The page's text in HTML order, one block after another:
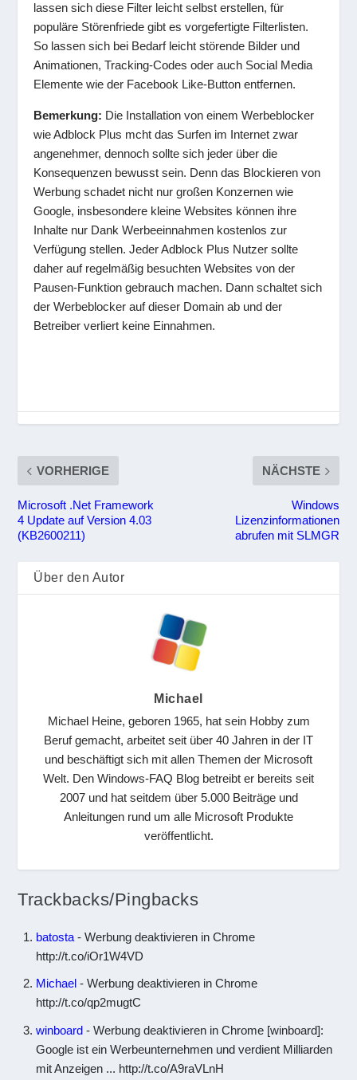
lassen sich diese Filter leicht selbst erstellen, für
populäre Störenfriede gibt es vorgefertigte Filterlisten.
So lassen sich bei Bedarf leicht störende Bilder und
Animationen, Tracking-Codes oder auch Social Media
Elemente wie der Facebook Like-Button entfernen.
Bemerkung: Die Installation von einem Werbeblocker
wie Adblock Plus mcht das Surfen im Internet zwar
angenehmer, dennoch sollte sich jeder über die
Konsequenzen bewusst sein. Denn das Blockieren von
Werbung schadet nicht nur großen Konzernen wie
Google, insbesondere kleine Websites können ihre
Inhalte nur Dank Werbeeinnahmen kostenlos zur
Verfügung stellen. Jeder Adblock Plus Nutzer sollte
daher auf regelmäßig besuchten Websites von der
Pausen-Funktion gebrauch machen. Dann schaltet sich
der Werbeblocker auf dieser Domain ab und der
Betreiber verliert keine Einnahmen.
VORHERIGE
Microsoft .Net Framework
4 Update auf Version 4.03
(KB2600211)
NÄCHSTE
Windows
Lizenzinformationen
abrufen mit SLMGR
Über den Autor
Michael
Michael Heine, geboren 1965, hat sein Hobby zum
Beruf gemacht, arbeitet seit über 40 Jahren in der IT
und beschäftigt sich mit allen Themen der Microsoft
Welt. Den Windows-FAQ Blog betreibt er bereits seit
2007 und hat seitdem über 5.000 Beiträge und
Anleitungen rund um alle Microsoft Produkte
veröffentlicht.
Trackbacks/Pingbacks
batosta- Werbung deaktivieren in Chrome
http://t.co/iOr1W4VD
Michael- Werbung deaktivieren in Chrome
http://t.co/qp2mugtC
winboard- Werbung deaktivieren in Chrome [winboard]:
Google ist ein Werbeunternehmen und verdient Milliarden
mit Anzeigen ... http://t.co/A9raVLnH